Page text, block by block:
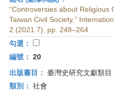
“Controversies about Religious
Taiwan Civil Society,”
2 (2021.7), pp. 248–264.
勾選：
編號： 20
出版書目： 臺灣史研究文獻類
類別： 社會